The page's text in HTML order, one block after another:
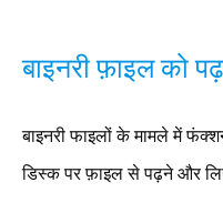
बाइनरी फ़ाइल को
बाइनरी फाइलों के मामले में
डिस्क पर फ़ाइल से पढ़ने और